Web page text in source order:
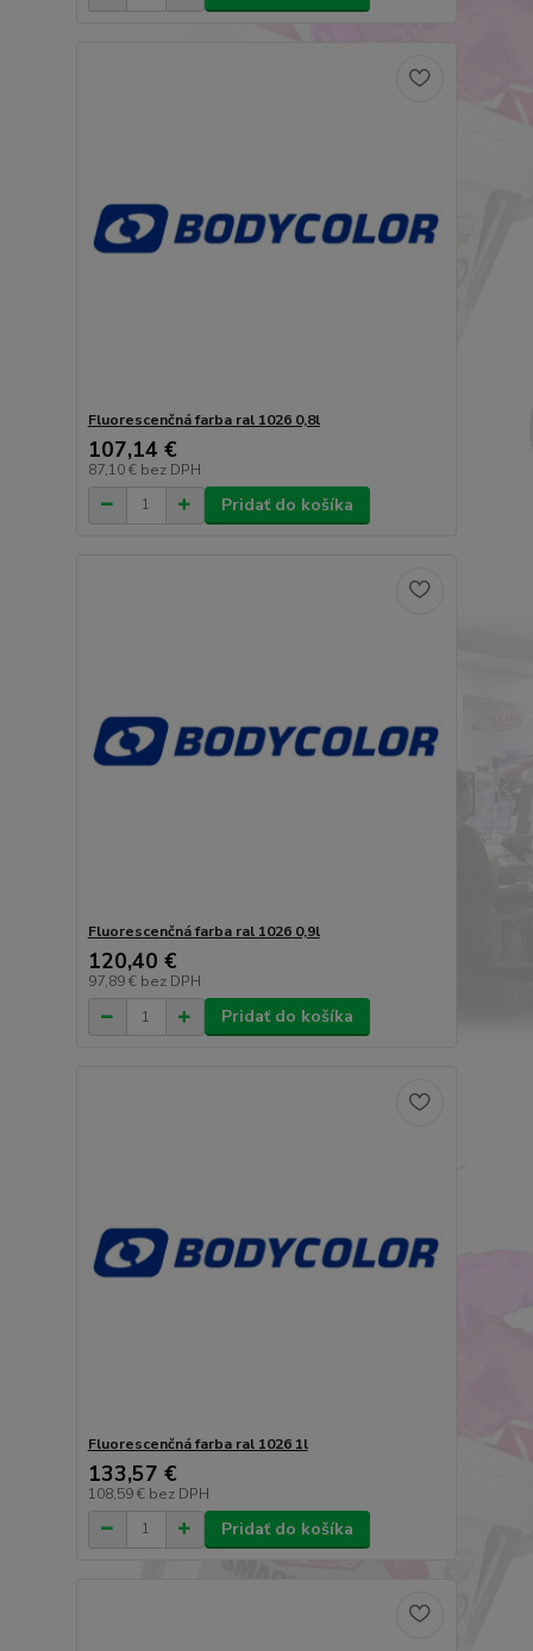
Fluorescenčná farba ral 1026 0,8l
107,14 €
87,10 € bez DPH
Pridať do košíka
Fluorescenčná farba ral 1026 0,9l
120,40 €
97,89 € bez DPH
Pridať do košíka
Fluorescenčná farba ral 1026 1l
133,57 €
108,59 € bez DPH
Pridať do košíka